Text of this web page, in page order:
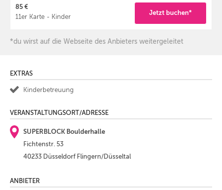
85 €
11er Karte - Kinder
Jetzt buchen*
*du wirst auf die Webseite des Anbieters weitergeleitet
EXTRAS
Kinderbetreuung
VERANSTALTUNGSORT/ADRESSE
SUPERBLOCK Boulderhalle
Fichtenstr. 53
40233 Düsseldorf Flingern/Düsseltal
ANBIETER